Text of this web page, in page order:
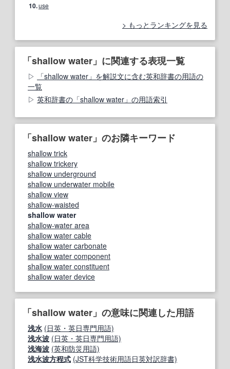
10.use
もっとランキングを見る
「shallow water」に関連する表現一覧
「shallow water」を解説文に含む英和辞書の用語の
一覧
英和辞書の「shallow water」の用語索引
「shallow water」のお隣キーワード
shallow trick
shallow trickery
shallow underground
shallow underwater mobile
shallow view
shallow-waisted
shallow water
shallow-water area
shallow water cable
shallow water carbonate
shallow water component
shallow water constituent
shallow water device
「shallow water」の意味に関連した用語
浅水 (日英・英日専門用語)
浅水波 (日英・英日専門用語)
浅海波 (英和防災用語)
浅水波方程式 (JST科学技術用語日英対訳辞書)